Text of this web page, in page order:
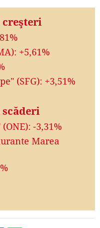
creşteri
+5,61%
(SFG): +3,51%
-3,31%
Marea